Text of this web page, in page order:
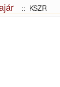
:: KSZR